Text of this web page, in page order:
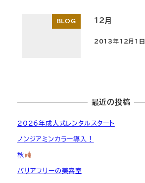
BLOG 12月
投稿日
2013年12月1日
最近の投稿
2026年成人式レンタルスタート
ノンジアミンカラー導入！
秋
バリアフリーの美容室